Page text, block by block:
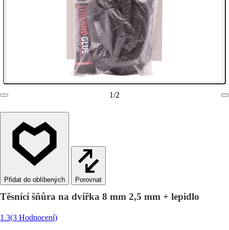
1/2
Porovnat
Těsnící šňůra na dvířka 8 mm 2,5 mm + lepidlo
1.3(3 Hodnocení)